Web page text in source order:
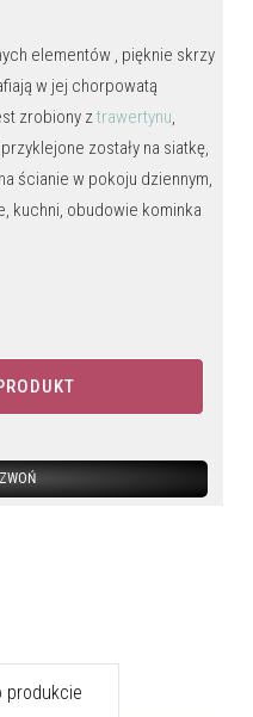
elementów , pięknie skrzy
w jej chorpowatą
zrobiony ztrawertynu,
zostały na siatkę,
ścianie w pokoju dziennym,
kuchni, obudowie kominka
produkcie